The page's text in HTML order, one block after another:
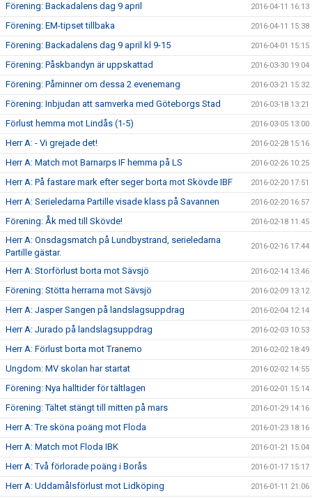
Förening: Backadalens dag 9 april 2016-04-11 16:13
Förening: EM-tipset tillbaka 2016-04-11 15:38
Förening: Backadalens dag 9 april kl 9-15 2016-04-01 15:15
Förening: Påskbandyn är uppskattad 2016-03-30 19:04
Förening: Påminner om dessa 2 evenemang 2016-03-21 15:32
Förening: Inbjudan att samverka med Göteborgs Stad 2016-03-18 13:21
Förlust hemma mot Lindås (1-5) 2016-03-05 13:00
Herr A: - Vi grejade det! 2016-02-28 15:16
Herr A: Match mot Barnarps IF hemma på LS 2016-02-26 10:25
Herr A: På fastare mark efter seger borta mot Skövde IBF 2016-02-20 17:51
Herr A: Serieledarna Partille visade klass på Savannen 2016-02-20 16:57
Förening: Åk med till Skövde! 2016-02-18 11:45
Herr A: Onsdagsmatch på Lundbystrand, serieledarna
Partille gästar.
2016-02-16 17:44
Herr A: Storförlust borta mot Sävsjö 2016-02-14 13:46
Förening: Stötta herrarna mot Sävsjö 2016-02-09 13:12
Herr A: Jasper Sangen på landslagsuppdrag 2016-02-04 12:14
Herr A: Jurado på landslagsuppdrag 2016-02-03 10:53
Herr A: Förlust borta mot Tranemo 2016-02-02 18:49
Ungdom: MV skolan har startat 2016-02-02 14:55
Förening: Nya halltider för tältlagen 2016-02-01 15:14
Förening: Tältet stängt till mitten på mars 2016-01-29 14:16
Herr A: Tre sköna poäng mot Floda 2016-01-23 18:16
Herr A: Match mot Floda IBK 2016-01-21 15:04
Herr A: Två förlorade poäng i Borås 2016-01-17 15:17
Herr A: Uddamålsförlust mot Lidköping 2016-01-11 21:06